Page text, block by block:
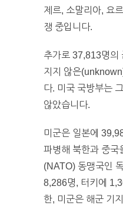
제르, 소말리아, 요
쟁 중입니다.
추가로 37,813명의
지지 않은
다. 미국 국방부는
않았습니다.
미군은 일본에
파병해 북한과 중국
(NATO) 동맹국인
8,286명, 터키에
한, 미군은 해군 기